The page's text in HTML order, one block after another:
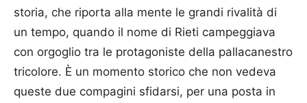
storia, che riporta alla mente le grandi rivalità di
un tempo, quando il nome di Rieti campeggiava
con orgoglio tra le protagoniste della pallacanestro
tricolore. È un momento storico che non vedeva
queste due compagini sfidarsi, per una posta in